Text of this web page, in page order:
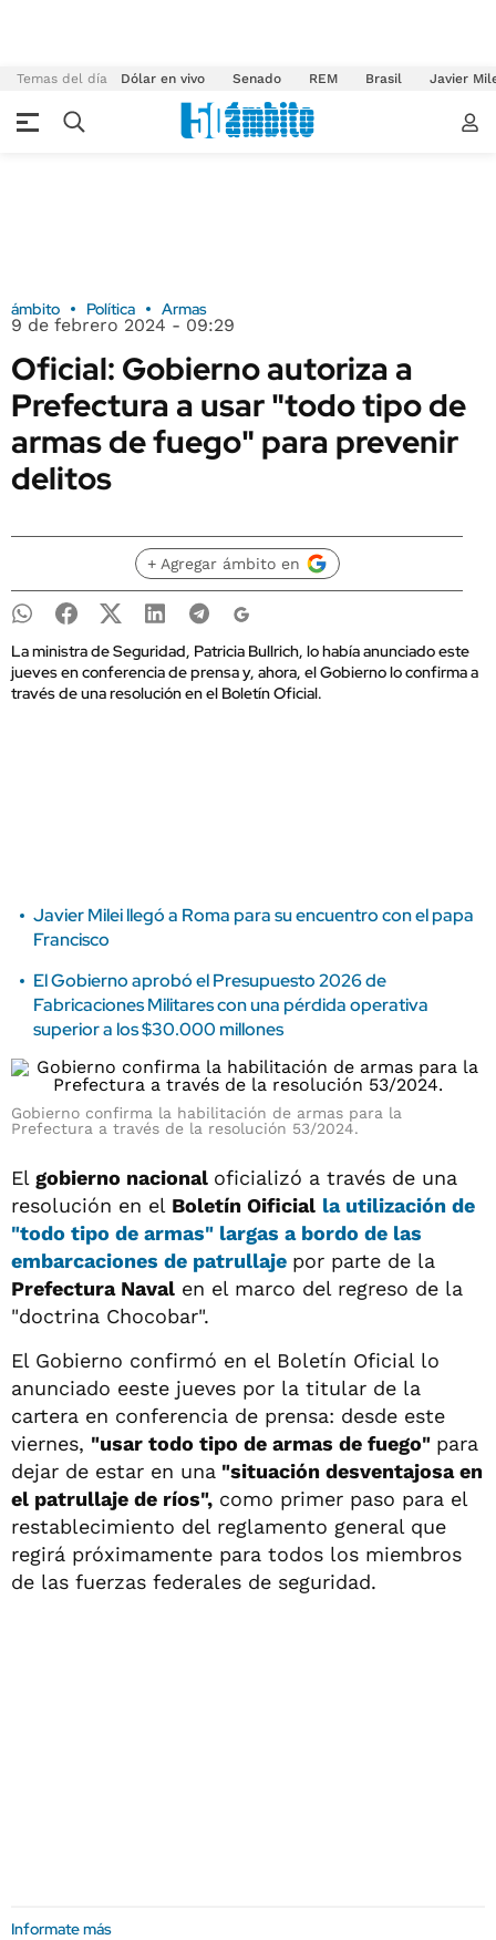
Temas del día Dólar en vivo Senado REM Brasil Javier
ámbito Política Armas
9 de febrero 2024 - 09:29
Oficial: Gobierno autoriza a
Prefectura a usar "todo tipo de
armas de fuego" para prevenir
delitos
+ Agregar ámbito en
La ministra de Seguridad, Patricia Bullrich, lo había anunciado este
jueves en conferencia de prensa y, ahora, el Gobierno lo confirma a
través de una resolución en el Boletín Oficial.
Javier Milei llegó a Roma para su encuentro con el papa
Francisco
El Gobierno aprobó el Presupuesto 2026 de
Fabricaciones Militares con una pérdida operativa
superior a los $30.000 millones
Gobierno confirma la habilitación de armas para la
Prefectura a través de la resolución 53/2024.
El gobierno nacional oficializó a través de una
resolución en el Boletín Oificial la utilización de
"todo tipo de armas" largas a bordo de las
embarcaciones de patrullaje por parte de la
Prefectura Naval en el marco del regreso de la
"doctrina Chocobar".
El Gobierno confirmó en el Boletín Oficial lo
anunciado eeste jueves por la titular de la
cartera en conferencia de prensa: desde este
viernes, "usar todo tipo de armas de fuego" para
dejar de estar en una "situación desventajosa en
el patrullaje de ríos", como primer paso para el
restablecimiento del reglamento general que
regirá próximamente para todos los miembros
de las fuerzas federales de seguridad.
Informate más